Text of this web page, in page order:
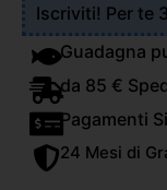
Iscriviti! Per te
Guadagna
da 85 €
Pagamenti
24 Mesi di